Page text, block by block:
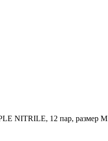
NITRILE, 12 пар, размер М